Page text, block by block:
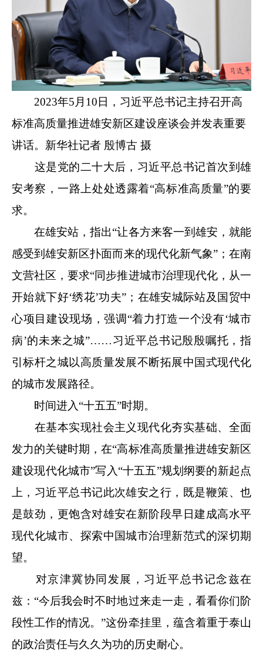
2023年5月10日，习近平总书记主持召开高
标准高质量推进雄安新区建设座谈会并发表重要
讲话。新华社记者 殷博古 摄
这是党的二十大后，习近平总书记首次到雄
安考察，一路上处处透露着“高标准高质量”的要
求。
在雄安站，指出“让各方来客一到雄安，就能
感受到雄安新区扑面而来的现代化新气象”；在南
文营社区，要求“同步推进城市治理现代化，从一
开始就下好‘绣花’功夫”；在雄安城际站及国贸中
心项目建设现场，强调“着力打造一个没有‘城市
病’的未来之城”……习近平总书记殷殷嘱托，指
引标杆之城以高质量发展不断拓展中国式现代化
的城市发展路径。
时间进入“十五五”时期。
在基本实现社会主义现代化夯实基础、全面
发力的关键时期，在“高标准高质量推进雄安新区
建设现代化城市”写入“十五五”规划纲要的新起点
上，习近平总书记此次雄安之行，既是鞭策、也
是鼓劲，更饱含对雄安在新阶段早日建成高水平
现代化城市、探索中国城市治理新范式的深切期
望。
对京津冀协同发展，习近平总书记念兹在
兹：“今后我会时不时地过来走一走，看看你们阶
段性工作的情况。”这份牵挂里，蕴含着重于泰山
的政治责任与久久为功的历史耐心。